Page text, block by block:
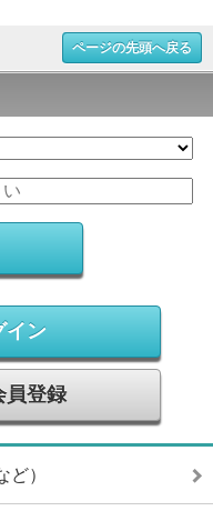
ページの先頭へ戻る
イン
員登録
）